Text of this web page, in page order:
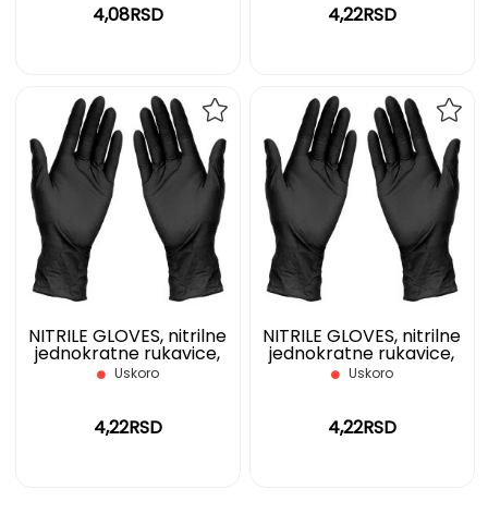
4,08RSD 4,22RSD
NITRILE GLOVES, nitrilne
jednokratne rukavice,
crne, M
Uskoro
4,22RSD
DODAJ
NA
LISTU
ŽELJA
NITRILE GLOVES, nitrilne
jednokratne rukavice,
crne, L
Uskoro
4,22RSD
NA